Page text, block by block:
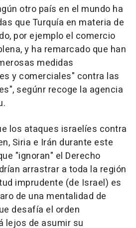
otro país en el mundo ha
que Turquía en materia de
por ejemplo el comercio
y ha remarcado que han
medidas
y comerciales" contra las
segúnr recoge la agencia
los ataques israelíes contra
Siria e Irán durante este
"ignoran" el Derecho
arrastrar a toda la región
imprudente (de Israel) es
de una mentalidad de
desafía el orden
lejos de asumir su